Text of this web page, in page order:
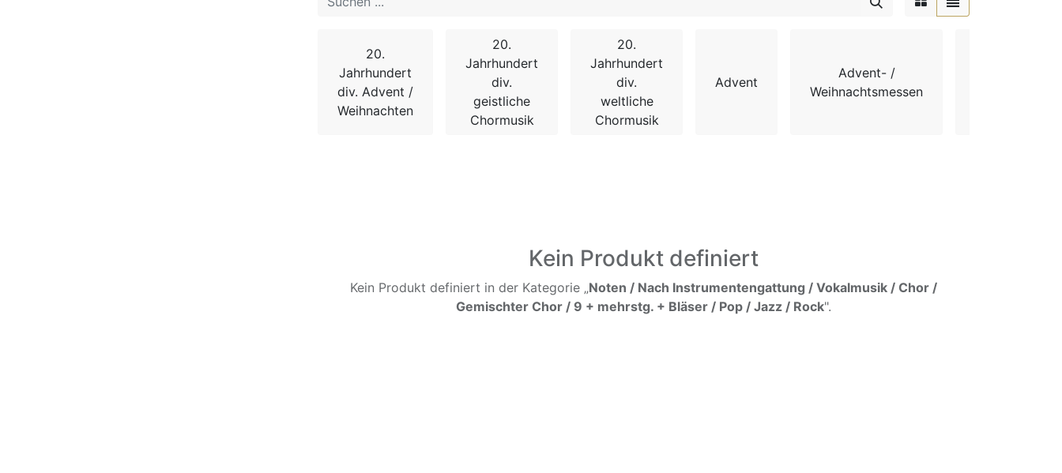
20.
Jahrhundert
div. Advent /
Weihnachten
20.
Jahrhundert
div.
geistliche
Chormusik
20.
Jahrhundert
div.
weltliche
Chormusik
Advent
Advent- /
Weihnachtsmessen
Kein Produkt definiert
Kein Produkt definiert in der Kategorie „Noten / Nach Instrumentengattung / Vokalmusik / Chor /
Gemischter Chor / 9 + mehrstg. + Bläser / Pop / Jazz / Rock".